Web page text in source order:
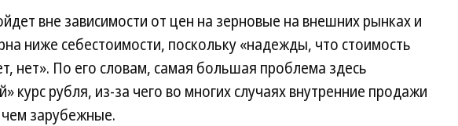
вне зависимости от цен на зерновые на внешних рынках и
ниже себестоимости, поскольку «надежды, что стоимость
нет». По его словам, самая большая проблема здесь
курс рубля, из-за чего во многих случаях внутренние продажи
зарубежные.